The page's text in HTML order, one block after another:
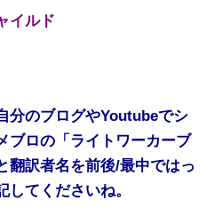
イルド
分のブログやYoutubeでシ
ブロの「ライトワーカーブ
翻訳者名を前後/最中ではっ
してくださいね。